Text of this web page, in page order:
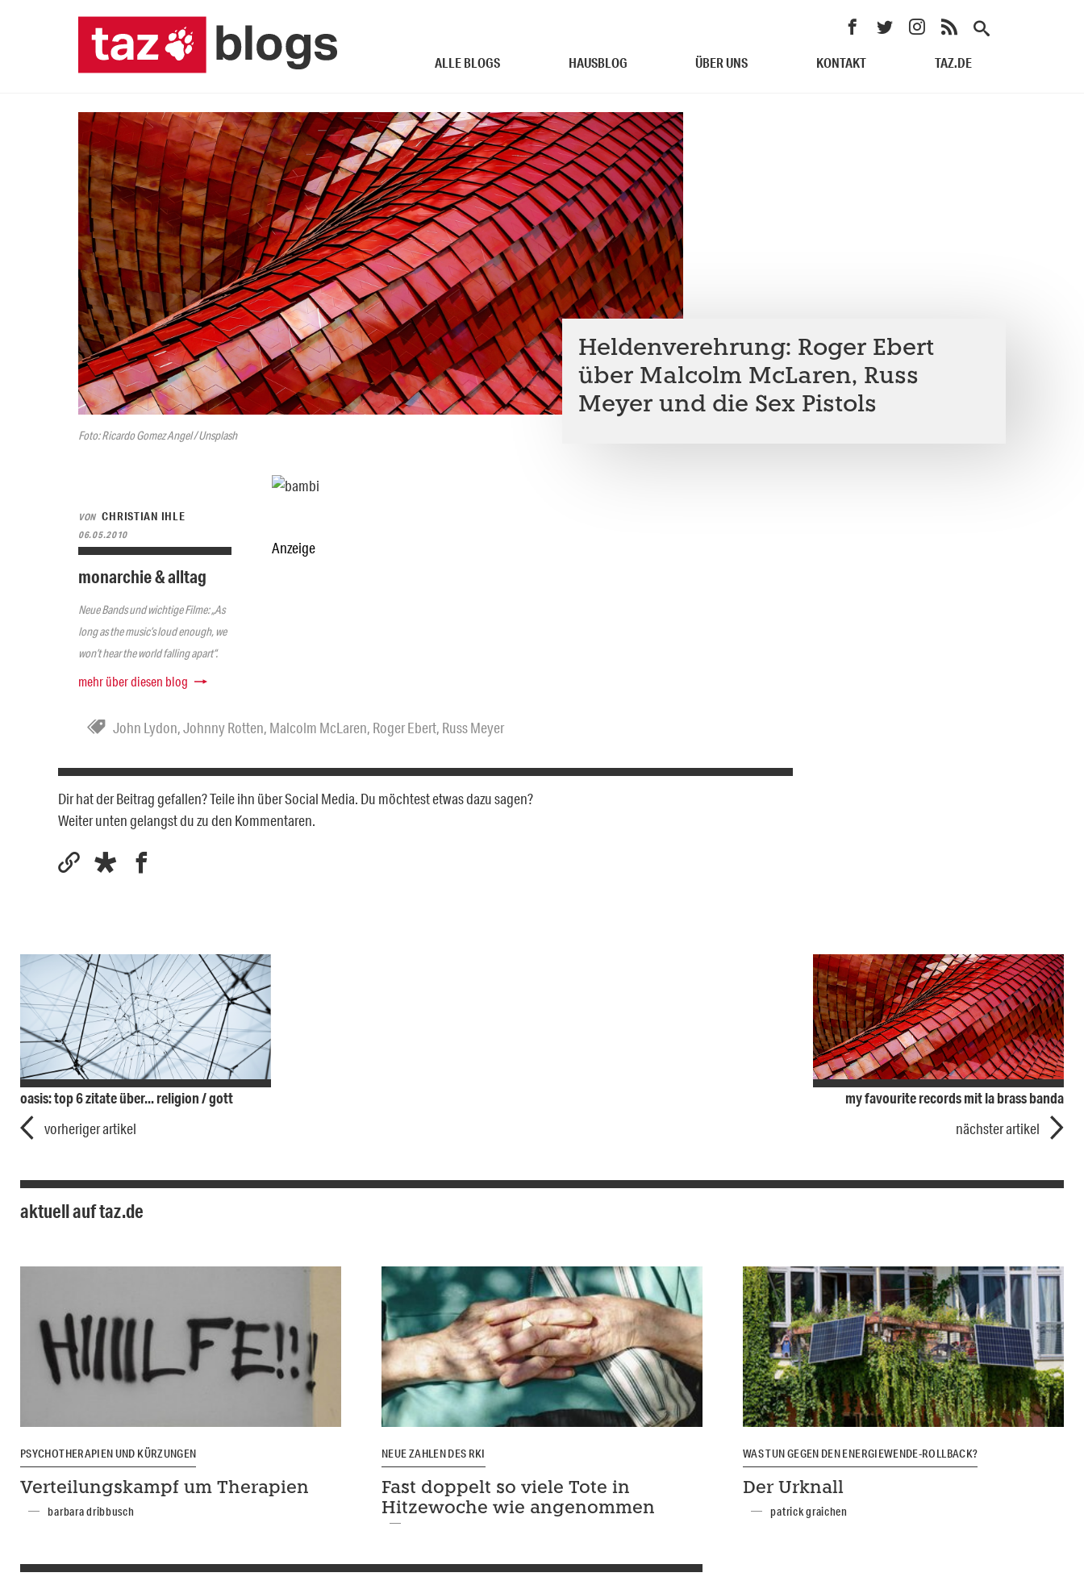
ALLE BLOGS HAUSBLOG ÜBER UNS KONTAKT TAZ.DE
Foto: Ricardo Gomez Angel / Unsplash
Heldenverehrung: Roger Ebert
über Malcolm McLaren, Russ
Meyer und die Sex Pistols
VON CHRISTIAN IHLE
06.05.2010
monarchie & alltag
Neue Bands und wichtige Filme: „As
long as the music’s loud enough, we
won’t hear the world falling apart“.
mehr über diesen blog
Anzeige
John Lydon,Johnny Rotten, Malcolm McLaren, Roger Ebert, Russ Meyer
Dir hat der Beitrag gefallen? Teile ihn über Social Media. Du möchtest etwas dazu sagen?
Weiter unten gelangst du zu den Kommentaren.
oasis: top 6 zitate über... religion / gott
vorheriger artikel
my favourite records mit la brass banda
nächster artikel
aktuell auf taz.de
PSYCHOTHERAPIEN UND KÜRZUNGEN
Verteilungskampf um Therapien
barbara dribbusch
NEUE ZAHLEN DES RKI
Fast doppelt so viele Tote in
Hitzewoche wie angenommen
WAS TUN GEGEN DEN ENERGIEWENDE-ROLLBACK?
Der Urknall
patrick graichen